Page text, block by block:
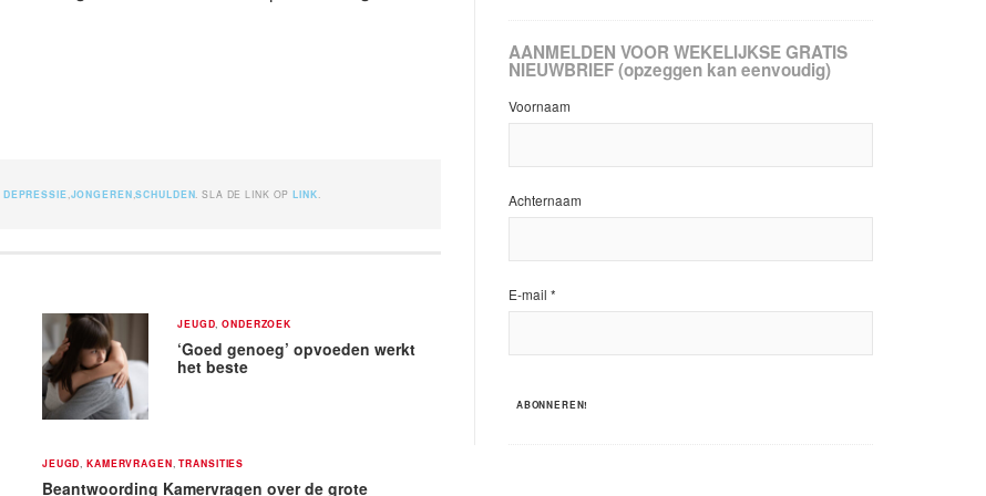
DEPRESSIE JONGEREN ,SCHULDEN . SLA DE LINK OPLINK
JEUGD ,ONDERZOEK
‘Goed genoeg’ opvoeden werkt
het beste
JEUGD ,KAMERVRAGEN ,TRANSITIES
Beantwoording Kamervragen over de grote
AANMELDEN VOOR WEKELIJKSE GRATIS
NIEUWBRIEF (opzeggen kan eenvoudig)
Voornaam
Achternaam
E-mail *